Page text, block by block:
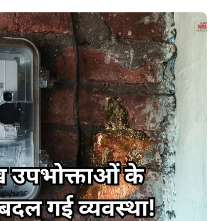
सरकार
भेदभाव
शिवसेना
UBT
में
बड़ा
भूचाल,
6
सांसदों
छोड़ा
साथ,
इस
पार्टी
में
हुए
शामिल!
जून 17, 2026
शिवसेना UBT में बड़ा भूचाल, 6 सांसदों ने
छोड़ा साथ, इस पार्टी में हुए शामिल!